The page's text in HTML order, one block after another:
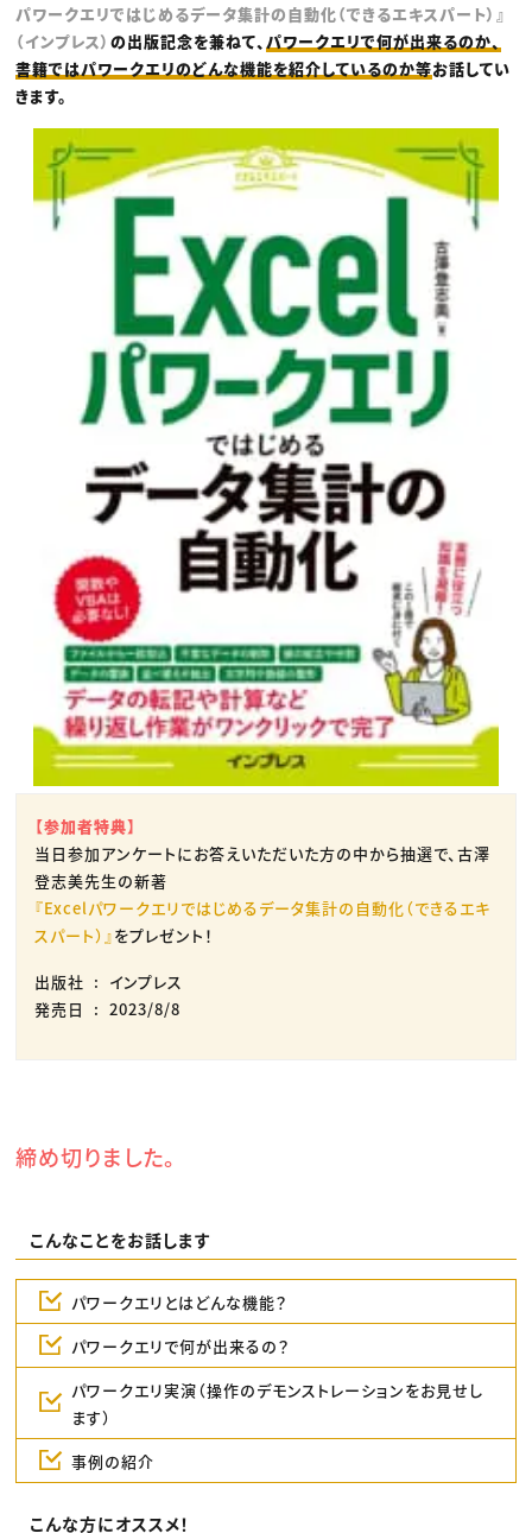
プロフェッショナル×つながる×メディア
パワークエリではじめるデータ集計の自動化（できるエキスパート）』
（インプレス）の出版記念を兼ねて、パワークエリで何が出来るのか、
書籍ではパワークエリのどんな機能を紹介しているのか等お話してい
きます。
【参加者特典】
当日参加アンケートにお答えいただいた方の中から抽選で、古澤
登志美先生の新著
『Excelパワークエリではじめるデータ集計の自動化（できるエキ
スパート）』をプレゼント！
出版社 ‏ : ‎ インプレス
発売日 ‏ : ‎ 2023/8/8
締め切りました。
こんなことをお話します
パワークエリとはどんな機能？
パワークエリで何が出来るの？
パワークエリ実演（操作のデモンストレーションをお見せし
ます）
事例の紹介
こんな方にオススメ！